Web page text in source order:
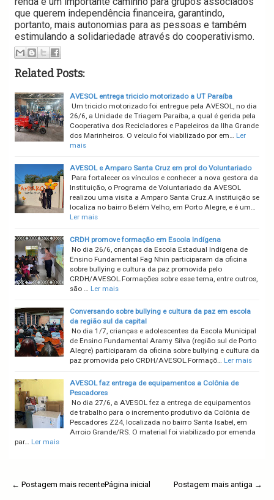
que querem independência financeira, garantindo,
portanto, mais autonomias para as pessoas e também
estimulando a solidariedade através do cooperativismo.
Related Posts:
AVESOL entrega triciclo motorizado a UT Paraíba
Um triciclo motorizado foi entregue pela AVESOL, no dia
26/6, a Unidade de Triagem Paraíba, a qual é gerida pela
Cooperativa dos Recicladores e Papeleiros da Ilha Grande
dos Marinheiros. O veículo foi viabilizado por em… Ler
mais
AVESOL e Amparo Santa Cruz em prol do Voluntariado
Para fortalecer os vínculos e conhecer a nova gestora da
Instituição, o Programa de Voluntariado da AVESOL
realizou uma visita a Amparo Santa Cruz.A instituição se
localiza no bairro Belém Velho, em Porto Alegre, e é um…
Ler mais
CRDH promove formação em Escola Indígena
No dia 26/6, crianças da Escola Estadual Indígena de
Ensino Fundamental Fag Nhin participaram da oficina
sobre bullying e cultura da paz promovida pelo
CRDH/AVESOL.Formações sobre esse tema, entre outros,
são … Ler mais
Conversando sobre bullying e cultura da paz em escola
da região sul da capital
No dia 1/7, crianças e adolescentes da Escola Municipal
de Ensino Fundamental Aramy Silva (região sul de Porto
Alegre) participaram da oficina sobre bullying e cultura da
paz promovida pelo CRDH/AVESOL.Formaçõ… Ler mais
AVESOL faz entrega de equipamentos a Colônia de
Pescadores
No dia 27/6, a AVESOL fez a entrega de equipamentos
de trabalho para o incremento produtivo da Colônia de
Pescadores Z24, localizada no bairro Santa Isabel, em
Arroio Grande/RS. O material foi viabilizado por emenda
par… Ler mais
← Postagem mais recente Postagem mais antiga →
Página inicial